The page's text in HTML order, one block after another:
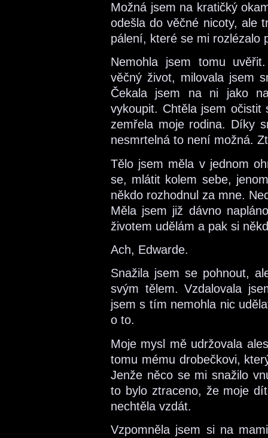
Možná jsem na kratičký
odešla do věčné nicoty, ale
pálení, které se mi rozlézalo
Nemohla jsem tomu
věčný život, milovala jsem
Čekala jsem na ni jako
vykoupit. Chtěla jsem
zemřela moje rodina. Díky
nesmrtelná to není možná.
Tělo jsem měla v jednom
se, mlátit kolem sebe,
někdo rozhodnul za mne.
Měla jsem již dávno
životem udělám a pak si
Ach, Edwarde.
Snažila jsem se pohnout,
svým tělem. Vzdalovala
jsem s tím nemohla nic
o to.
Moje mysl mě udržovala
tomu mému drobečkovi,
Jenže něco se mi snažilo
to bylo ztraceno, že moje
nechtěla vzdát.
Vzpomněla jsem si na